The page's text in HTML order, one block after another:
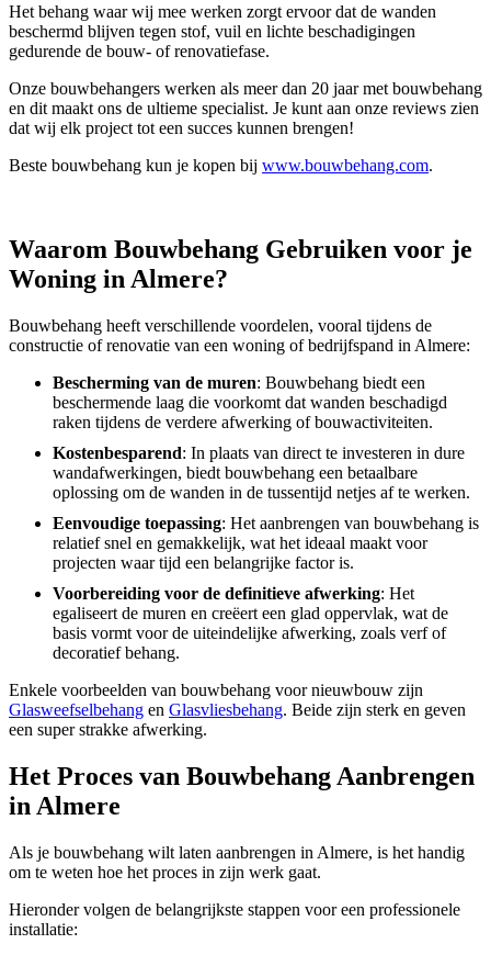
Het behang waar wij mee werken zorgt ervoor dat de wanden
beschermd blijven tegen stof, vuil en lichte beschadigingen
gedurende de bouw- of renovatiefase.
Onze bouwbehangers werken als meer dan 20 jaar met bouwbehang
en dit maakt ons de ultieme specialist. Je kunt aan onze reviews zien
dat wij elk project tot een succes kunnen brengen!
Beste bouwbehang kun je kopen bij www.bouwbehang.com.
Waarom Bouwbehang Gebruiken voor je
Woning in Almere?
Bouwbehang heeft verschillende voordelen, vooral tijdens de
constructie of renovatie van een woning of bedrijfspand in Almere:
Bescherming van de muren: Bouwbehang biedt een
beschermende laag die voorkomt dat wanden beschadigd
raken tijdens de verdere afwerking of bouwactiviteiten.
Kostenbesparend: In plaats van direct te investeren in dure
wandafwerkingen, biedt bouwbehang een betaalbare
oplossing om de wanden in de tussentijd netjes af te werken.
Eenvoudige toepassing: Het aanbrengen van bouwbehang is
relatief snel en gemakkelijk, wat het ideaal maakt voor
projecten waar tijd een belangrijke factor is.
Voorbereiding voor de definitieve afwerking: Het
egaliseert de muren en creëert een glad oppervlak, wat de
basis vormt voor de uiteindelijke afwerking, zoals verf of
decoratief behang.
Enkele voorbeelden van bouwbehang voor nieuwbouw zijn
Glasweefselbehang en Glasvliesbehang. Beide zijn sterk en geven
een super strakke afwerking.
Het Proces van Bouwbehang Aanbrengen
in Almere
Als je bouwbehang wilt laten aanbrengen in Almere, is het handig
om te weten hoe het proces in zijn werk gaat.
Hieronder volgen de belangrijkste stappen voor een professionele
installatie: